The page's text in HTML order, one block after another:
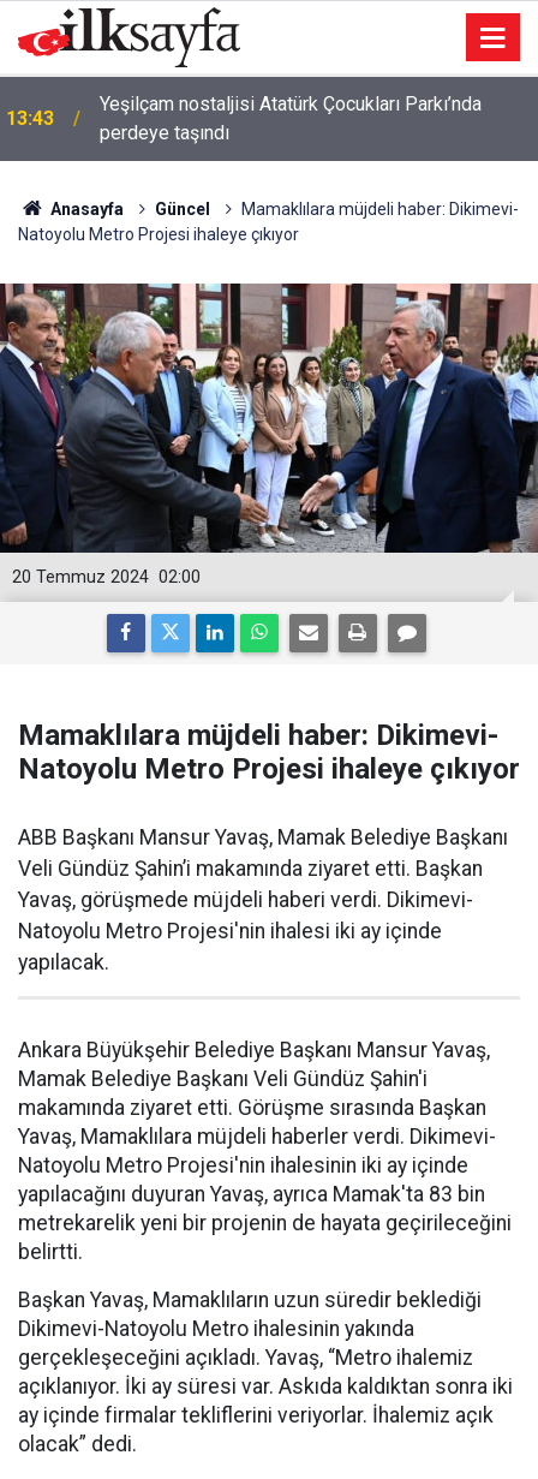
13:43
Yeşilçam nostaljisi Atatürk Çocukları Parkı’nda
perdeye taşındı
Anasayfa Güncel
Mamaklılara müjdeli haber: Dikimevi-
Natoyolu Metro Projesi ihaleye çıkıyor
02:00
20 Temmuz 2024
Mamaklılara müjdeli haber: Dikimevi-
Natoyolu Metro Projesi ihaleye çıkıyor
ABB Başkanı Mansur Yavaş, Mamak Belediye Başkanı
Veli Gündüz Şahin’i makamında ziyaret etti. Başkan
Yavaş, görüşmede müjdeli haberi verdi. Dikimevi-
Natoyolu Metro Projesi'nin ihalesi iki ay içinde
yapılacak.
Ankara Büyükşehir Belediye Başkanı Mansur Yavaş,
Mamak Belediye Başkanı Veli Gündüz Şahin'i
makamında ziyaret etti. Görüşme sırasında Başkan
Yavaş, Mamaklılara müjdeli haberler verdi. Dikimevi-
Natoyolu Metro Projesi'nin ihalesinin iki ay içinde
yapılacağını duyuran Yavaş, ayrıca Mamak'ta 83 bin
metrekarelik yeni bir projenin de hayata geçirileceğini
belirtti.
Başkan Yavaş, Mamaklıların uzun süredir beklediği
Dikimevi-Natoyolu Metro ihalesinin yakında
gerçekleşeceğini açıkladı. Yavaş, “Metro ihalemiz
açıklanıyor. İki ay süresi var. Askıda kaldıktan sonra iki
ay içinde firmalar tekliflerini veriyorlar. İhalemiz açık
olacak” dedi.